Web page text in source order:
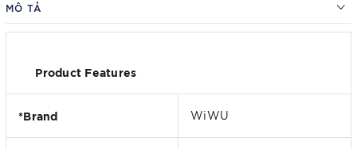
MÔ TẢ
Product Features
*Brand WiWU